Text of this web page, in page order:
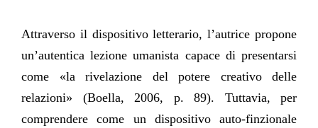
Attraverso il dispositivo letterario, l’autrice propone
un’autentica lezione umanista capace di presentarsi
come «la rivelazione del potere creativo delle
relazioni» (Boella, 2006, p. 89). Tuttavia, per
comprendere come un dispositivo auto-finzionale